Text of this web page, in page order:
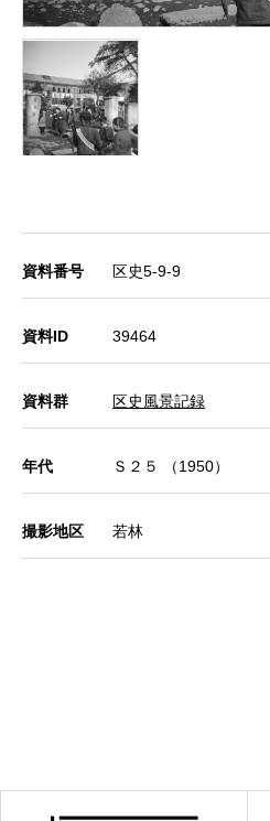
資料番号 区史5-9-9
資料ID 39464
資料群 区史風景記録
年代 Ｓ２５ （1950）
撮影地区 若林